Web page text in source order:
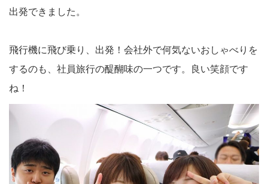
出発できました。
飛行機に飛び乗り、出発！会社外で何気ないおしゃべりを
するのも、社員旅行の醍醐味の一つです。良い笑顔です
ね！